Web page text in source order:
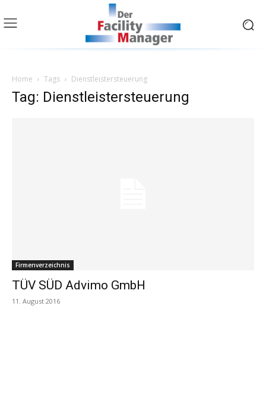
Home Tags Dienstleistersteuerung
Tag: Dienstleistersteuerung
Firmenverzeichnis
TÜV SÜD Advimo GmbH
11. August 2016